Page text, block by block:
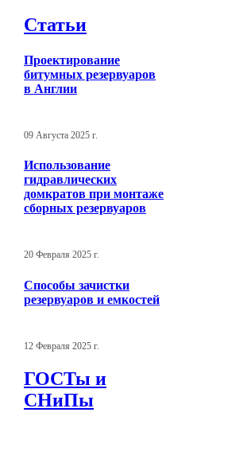
Статьи
Проектирование
битумных резервуаров
в Англии
09 Августа 2025 г.
Использование
гидравлических
домкратов при монтаже
сборных резервуаров
20 Февраля 2025 г.
Способы зачистки
резервуаров и емкостей
12 Февраля 2025 г.
ГОСТы и
СНиПы